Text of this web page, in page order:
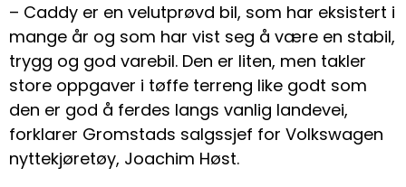
– Caddy er en velutprøvd bil, som har eksistert i
mange år og som har vist seg å være en stabil,
trygg og god varebil. Den er liten, men takler
store oppgaver i tøffe terreng like godt som
den er god å ferdes langs vanlig landevei,
forklarer Gromstads salgssjef for Volkswagen
nyttekjøretøy, Joachim Høst.